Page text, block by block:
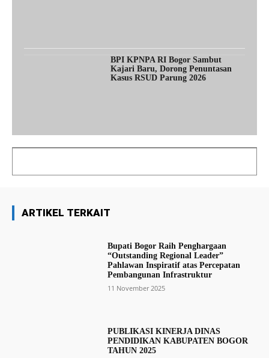
BPI KPNPA RI Bogor Sambut
Kajari Baru, Dorong Penuntasan
Kasus RSUD Parung 2026
ARTIKEL TERKAIT
Bupati Bogor Raih Penghargaan
“Outstanding Regional Leader”
Pahlawan Inspiratif atas Percepatan
Pembangunan Infrastruktur
11 November 2025
PUBLIKASI KINERJA DINAS
PENDIDIKAN KABUPATEN BOGOR
TAHUN 2025